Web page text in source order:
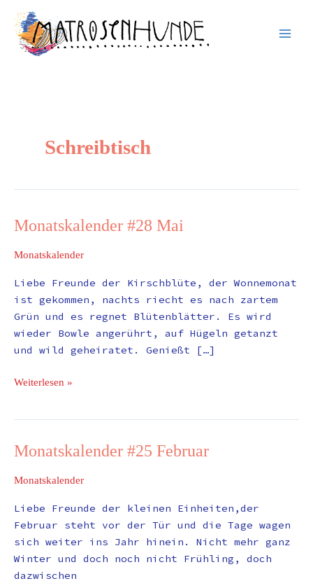
springen
Inhalt
springen
Schreibtisch
Monatskalender #28 Mai
Monatskalender
Liebe Freunde der Kirschblüte, der Wonnemonat
ist gekommen, nachts riecht es nach zartem
Grün und es regnet Blütenblätter. Es wird
wieder Bowle angerührt, auf Hügeln getanzt
und wild geheiratet. Genießt […]
Monatskalender
Mai
Weiterlesen »
Monatskalender #25 Februar
Monatskalender
Liebe Freunde der kleinen Einheiten,der
Februar steht vor der Tür und die Tage wagen
sich weiter ins Jahr hinein. Nicht mehr ganz
Winter und doch noch nicht Frühling, doch
dazwischen
Monatskalender
Februar